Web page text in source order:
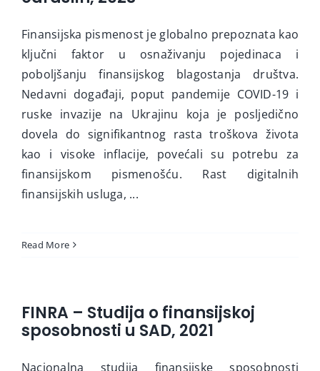
Finansijska pismenost je globalno prepoznata kao
ključni faktor u osnaživanju pojedinaca i
poboljšanju finansijskog blagostanja društva.
Nedavni događaji, poput pandemije COVID-19 i
ruske invazije na Ukrajinu koja je posljedično
dovela do signifikantnog rasta troškova života
kao i visoke inflacije, povećali su potrebu za
finansijskom pismenošću. Rast digitalnih
finansijskih usluga, ...
Read More
FINRA – Studija o finansijskoj
sposobnosti u SAD, 2021
Nacionalna studija finansijske sposobnosti